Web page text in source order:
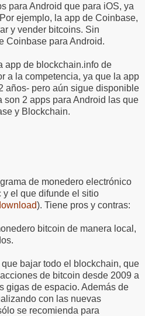
para Android que para iOS, ya
ejemplo, la app de Coinbase,
y vender bitcoins. Sin
Coinbase para Android.
app de blockchain.info de
a la competencia, ya que la app
años- pero aún sigue disponible
son 2 apps para Android las que
y Blockchain.
de monedero electrónico
y el que difunde el sitio
). Tiene pros y contras:
bitcoin de manera local,
bajar todo el blockchain, que
de bitcoin desde 2009 a
gigas de espacio. Además de
con las nuevas
se recomienda para